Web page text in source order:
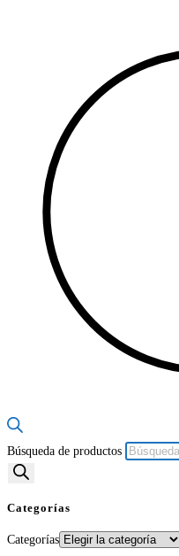
Búsqueda de productos
Categorías
Categorías